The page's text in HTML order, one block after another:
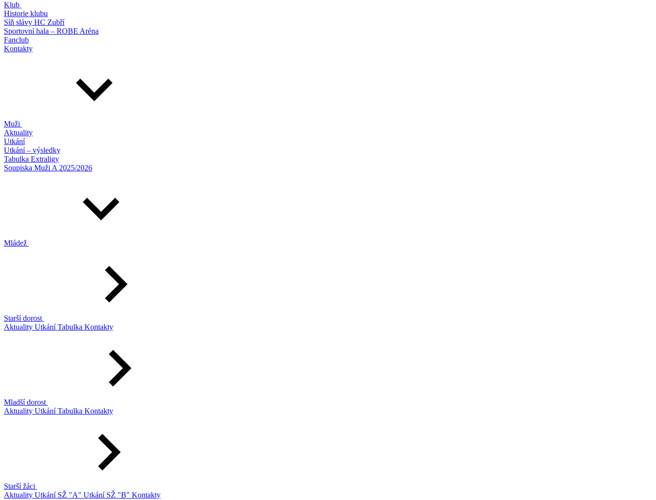
Klub
Historie klubu
Síň slávy HC Zubří
Sportovní hala – ROBE Aréna
Fanclub
Kontakty
Muži
Aktuality
Utkání
Utkání – výsledky
Tabulka Extraligy
Soupiska Muži A 2025/2026
Mládež
Starší dorost
Aktuality UtkáníTabulka Kontakty
Mladší dorost
Aktuality UtkáníTabulka Kontakty
Starší žáci
Aktuality Utkání SŽ "A" Utkání SŽ "B" Kontakty